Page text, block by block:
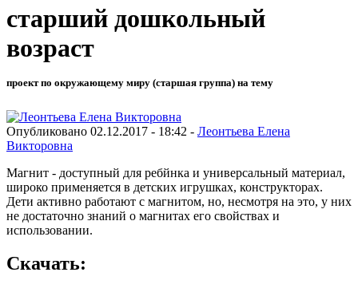
старший дошкольный
возраст
проект по окружающему миру (старшая группа) на тему
Опубликовано 02.12.2017 - 18:42 - Леонтьева Елена
Викторовна
Магнит - доступный для ребйнка и универсальный материал,
широко применяется в детских игрушках, конструкторах.
Дети активно работают с магнитом, но, несмотря на это, у них
не достаточно знаний о магнитах его свойствах и
использовании.
Скачать: